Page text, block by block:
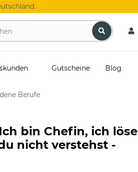
Gutscheine Blog
Berufe
bin Chefin, ich löse
nicht verstehst -